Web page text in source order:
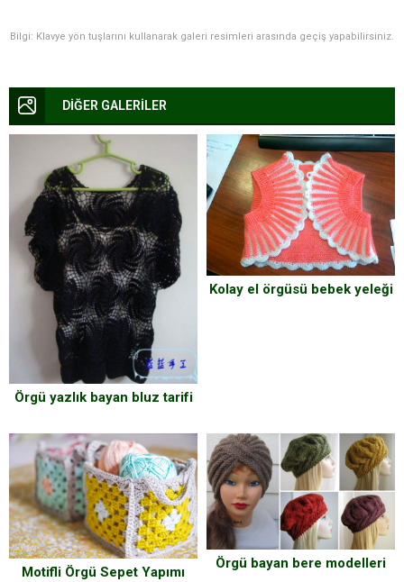
Bilgi: Klavye yön tuşlarını kullanarak galeri resimleri arasında geçiş yapabilirsiniz.
DİĞER GALERİLER
Örgü yazlık bayan bluz tarifi
Kolay el örgüsü bebek yeleği
Motifli Örgü Sepet Yapımı
Örgü bayan bere modelleri